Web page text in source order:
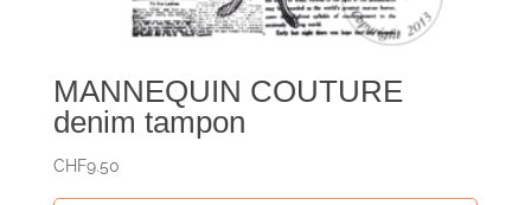
MANNEQUIN COUTURE
denim tampon
CHF9.50